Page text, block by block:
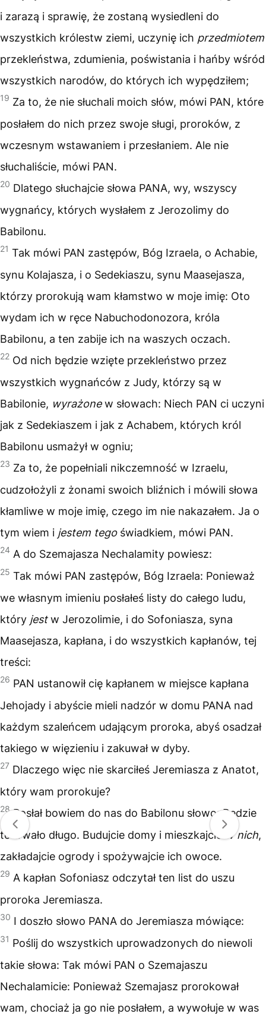
i zarazą i sprawię, że zostaną wysiedleni do
wszystkich królestw ziemi, uczynię ich przedmiotem
przekleństwa, zdumienia, poświstania i hańby wśród
wszystkich narodów, do których ich wypędziłem;
19 Za to, że nie słuchali moich słów, mówi PAN, które
posłałem do nich przez swoje sługi, proroków, z
wczesnym wstawaniem i przesłaniem. Ale nie
słuchaliście, mówi PAN.
20 Dlatego słuchajcie słowa PANA, wy, wszyscy
wygnańcy, których wysłałem z Jerozolimy do
Babilonu.
21 Tak mówi PAN zastępów, Bóg Izraela, o Achabie,
synu Kolajasza, i o Sedekiaszu, synu Maasejasza,
którzy prorokują wam kłamstwo w moje imię: Oto
wydam ich w ręce Nabuchodonozora, króla
Babilonu, a ten zabije ich na waszych oczach.
22 Od nich będzie wzięte przekleństwo przez
wszystkich wygnańców z Judy, którzy są w
Babilonie, wyrażonew słowach: Niech PAN ci uczyni
jak z Sedekiaszem i jak z Achabem, których król
Babilonu usmażył w ogniu;
23 Za to, że popełniali nikczemność w Izraelu,
cudzołożyli z żonami swoich bliźnich i mówili słowa
kłamliwe w moje imię, czego im nie nakazałem. Ja o
tym wiem i jestem tegoświadkiem, mówi PAN.
24 A do Szemajasza Nechalamity powiesz:
25 Tak mówi PAN zastępów, Bóg Izraela: Ponieważ
we własnym imieniu posłałeś listy do całego ludu,
który jestw Jerozolimie, i do Sofoniasza, syna
Maasejasza, kapłana, i do wszystkich kapłanów, tej
treści:
26 PAN ustanowił cię kapłanem w miejsce kapłana
Jehojady i abyście mieli nadzór w domu PANA nad
każdym szaleńcem udającym proroka, abyś osadzał
takiego w więzieniu i zakuwał w dyby.
27 Dlaczego więc nie skarciłeś Jeremiasza z Anatot,
który wam prorokuje?
28 Posłał bowiem do nas do Babilonu słowo: Będzie
to trwało długo. Budujcie domy i mieszkajcie
w nich,
zakładajcie ogrody i spożywajcie ich owoce.
29 A kapłan Sofoniasz odczytał ten list do uszu
proroka Jeremiasza.
30 I doszło słowo PANA do Jeremiasza mówiące:
31 Poślij do wszystkich uprowadzonych do niewoli
takie słowa: Tak mówi PAN o Szemajaszu
Nechalamicie: Ponieważ Szemajasz prorokował
wam, chociaż ja go nie posłałem, a wywołuje w was